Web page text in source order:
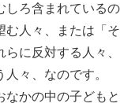
しろ含まれているの
む人々、または「そ
に反対する人々、
々、なのです。
なかの中の子どもと